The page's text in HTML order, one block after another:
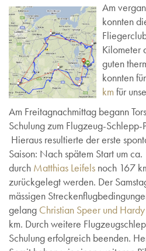
Am
konnten
Kilometer
guten
konnten
km für
Am Freitagnachmittag begann
Schulung zum Flugzeug-
Hieraus resultierte der erste
Saison: Nach spätem Start um
durch Matthias Leifels noch 167
zurückgelegt werden. Der
mässigen
gelang Christian Speer und
km. Durch weitere
Schulung erfolgreich beenden.